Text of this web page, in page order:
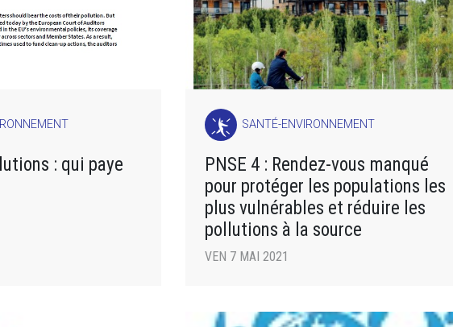
: qui paye
SANTÉ-ENVIRONNEMENT
PNSE 4 : Rendez-vous manqué
pour protéger les populations les
plus vulnérables et réduire les
pollutions à la source
VEN 7 MAI 2021